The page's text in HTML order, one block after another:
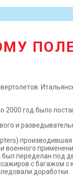
2000 год было
и
военного
переделан под
с багажом с
доработки.